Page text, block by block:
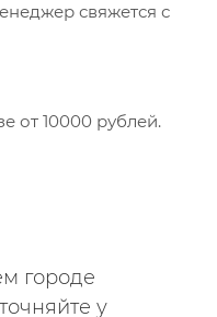
свяжется с
от 10000 рублей.
городе
у